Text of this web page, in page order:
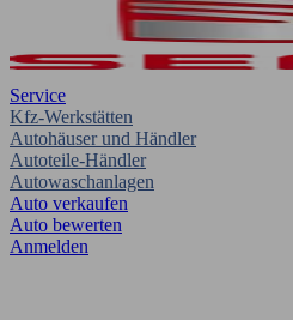
Service
Kfz-Werkstätten
Autohäuser und Händler
Autoteile-Händler
Autowaschanlagen
Auto verkaufen
Auto bewerten
Anmelden